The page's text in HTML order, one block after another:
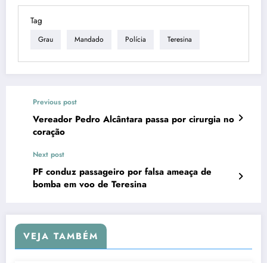
Tag
Grau Mandado Polícia Teresina
Previous post
Vereador Pedro Alcântara passa por cirurgia no
coração
Next post
PF conduz passageiro por falsa ameaça de
bomba em voo de Teresina
VEJA TAMBÉM